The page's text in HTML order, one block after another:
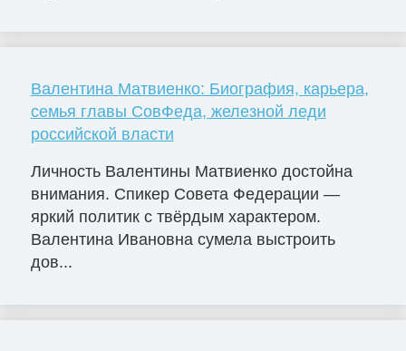
Валентина Матвиенко: Биография, карьера,
семья главы СовФеда, железной леди
российской власти
Личность Валентины Матвиенко достойна
внимания. Спикер Совета Федерации —
яркий политик с твёрдым характером.
Валентина Ивановна сумела выстроить
дов...